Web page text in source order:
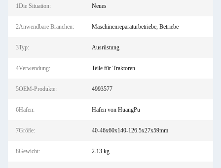
1Die Situation: Neues
2Anwendbare Branchen: Maschinenreparaturbetriebe, Betriebe
3Typ: Ausrüstung
4Verwendung: Teile für Traktoren
5OEM-Produkte: 4993577
6Hafen: Hafen von HuangPu
7Größe: 40-46x60x140-126.5x27x59mm
8Gewicht: 2.13 kg